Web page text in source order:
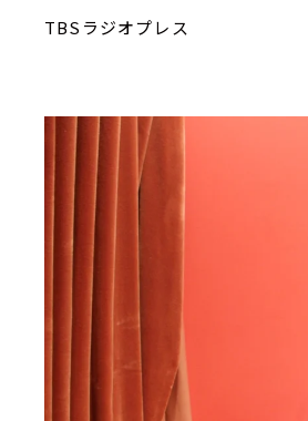
TBSラジオプレス